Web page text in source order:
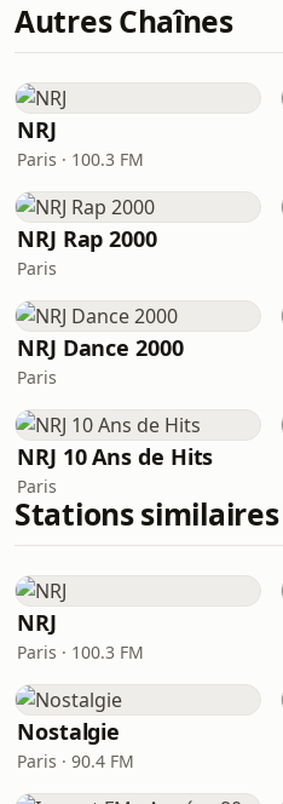
Autres Chaînes
NRJ
Paris · 100.3 FM
NRJ Rap 2000
Paris
NRJ Dance 2000
Paris
NRJ 10 Ans de Hits
Paris
Stations similaires
NRJ
Paris · 100.3 FM
Nostalgie
Paris · 90.4 FM